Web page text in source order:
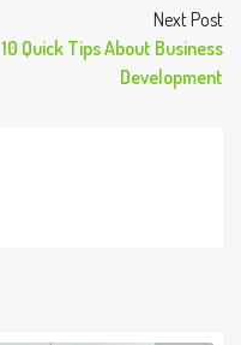
Next Post
10 Quick Tips About Business
Development